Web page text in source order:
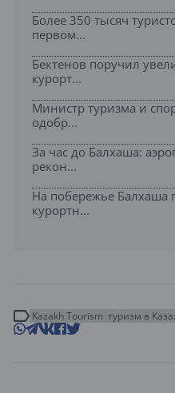
Более 350 тысяч
первом...
Бектенов поручил
курорт...
Министр туризма и
одобр...
За час до Балхаша:
рекон...
На побережье Балхаша
курортн...
Kazakh Tourism туризм в